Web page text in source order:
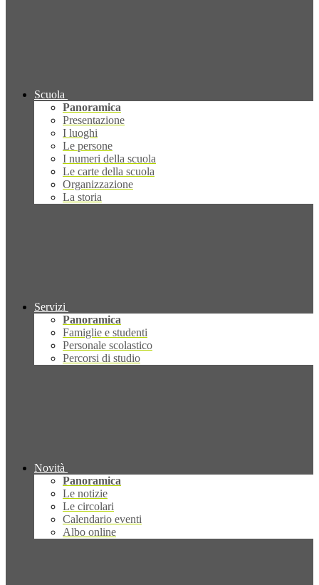
Scuola
Panoramica
Presentazione
I luoghi
Le persone
I numeri della scuola
Le carte della scuola
Organizzazione
La storia
Servizi
Panoramica
Famiglie e studenti
Personale scolastico
Percorsi di studio
Novità
Panoramica
Le notizie
Le circolari
Calendario eventi
Albo online